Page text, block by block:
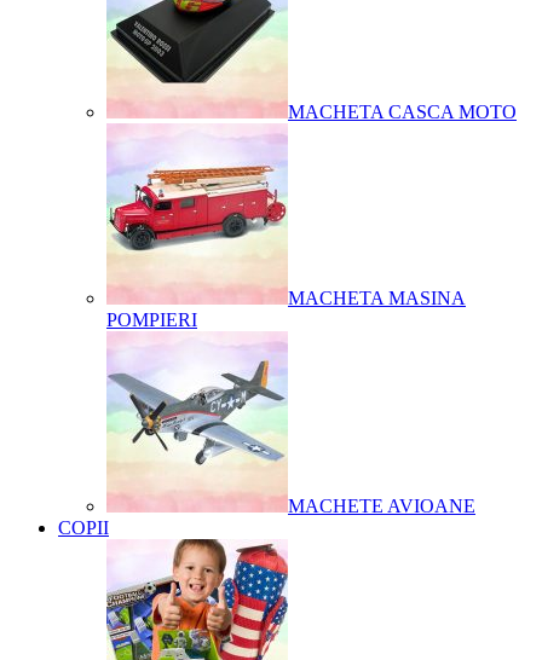
MACHETA CASCA MOTO
MACHETA MASINA
POMPIERI
MACHETE AVIOANE
COPII